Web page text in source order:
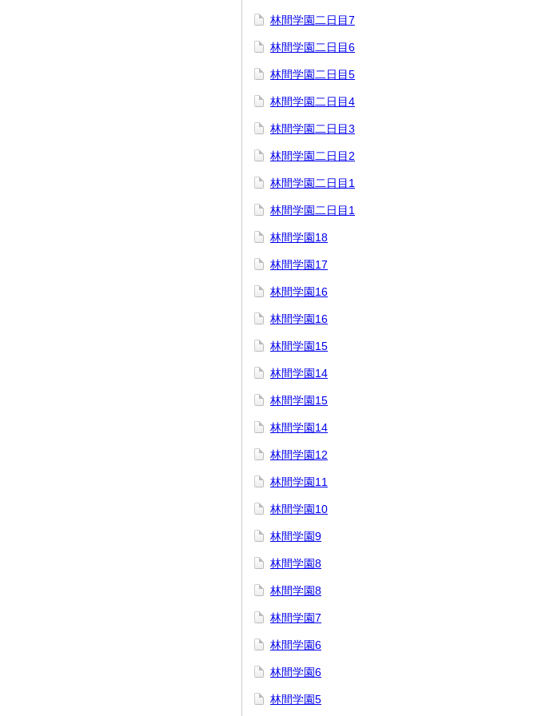
林間学園二日目7
林間学園二日目6
林間学園二日目5
林間学園二日目4
林間学園二日目3
林間学園二日目2
林間学園二日目1
林間学園二日目1
林間学園18
林間学園17
林間学園16
林間学園16
林間学園15
林間学園14
林間学園15
林間学園14
林間学園12
林間学園11
林間学園10
林間学園9
林間学園8
林間学園8
林間学園7
林間学園6
林間学園6
林間学園5